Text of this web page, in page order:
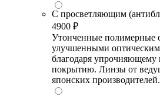
С просветляющим
4900 ₽
Утонченные полимерные
улучшенными
благодаря
покрытию. Линзы от
японских производителей.